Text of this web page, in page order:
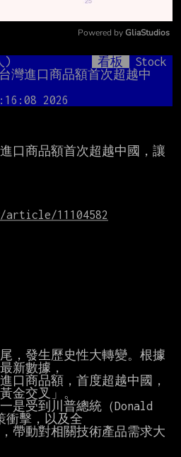
Mute
Powered by GliaStudios
) 看板
Stock
灣進口商品額首次超越中
2026
口商品額首次超越中國，讓
article/11104582
，發生歷史性大轉變。根據
新數據，
口商品額，首度超越中國，
金交叉」。
是受到川普總統（Donald
衝擊，以及全
帶動對相關技術產品需求大